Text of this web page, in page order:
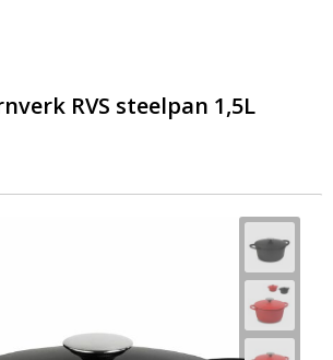
RVS steelpan 1,5L